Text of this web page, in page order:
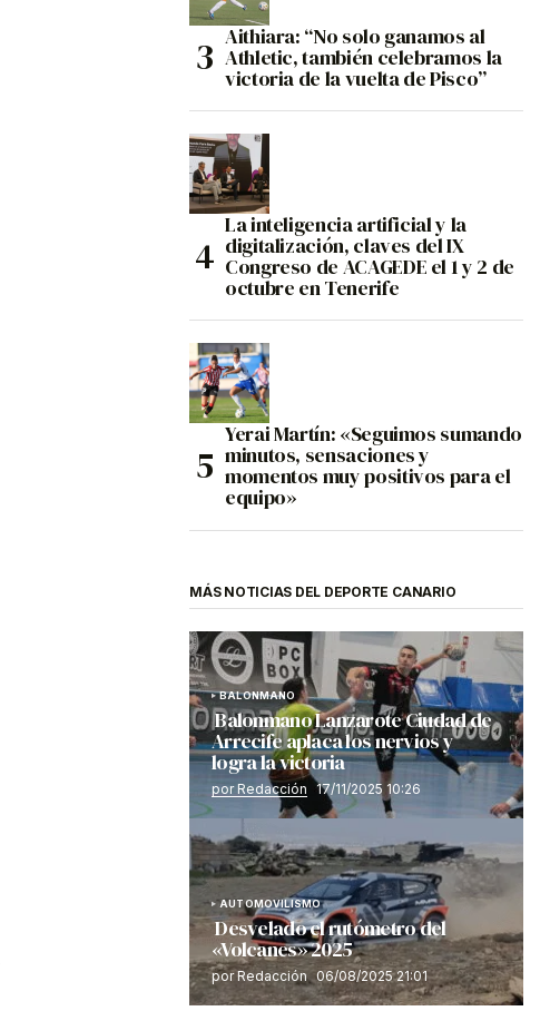
Aithiara: “No solo ganamos al
Athletic, también celebramos la
victoria de la vuelta de Pisco”
La inteligencia artificial y la
digitalización, claves del IX
Congreso de ACAGEDE el 1 y 2 de
octubre en Tenerife
Yerai Martín: «Seguimos sumando
minutos, sensaciones y
momentos muy positivos para el
equipo»
MÁS NOTICIAS DEL DEPORTE CANARIO
BALONMANO
Balonmano Lanzarote Ciudad de
Arrecife aplaca los nervios y
logra la victoria
por Redacción 17/11/2025 10:26
AUTOMOVILISMO
Desvelado el rutómetro del
«Volcanes» 2025
por Redacción 06/08/2025 21:01